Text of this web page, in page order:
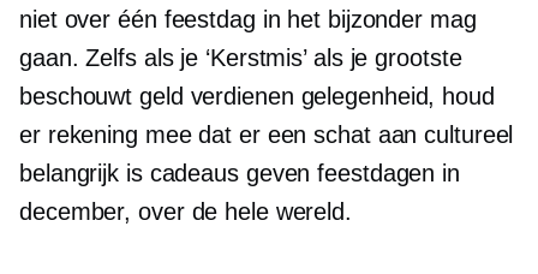
niet over één feestdag in het bijzonder mag
gaan. Zelfs als je ‘Kerstmis’ als je grootste
beschouwtgeld verdienen gelegenheid, houd
er rekening mee dat er een schat aan cultureel
belangrijk is cadeaus geven feestdagen in
december, over de hele wereld.